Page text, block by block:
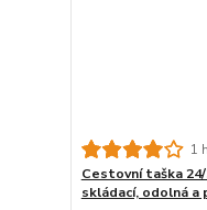
1
Cestovní taška
skládací, odolná a